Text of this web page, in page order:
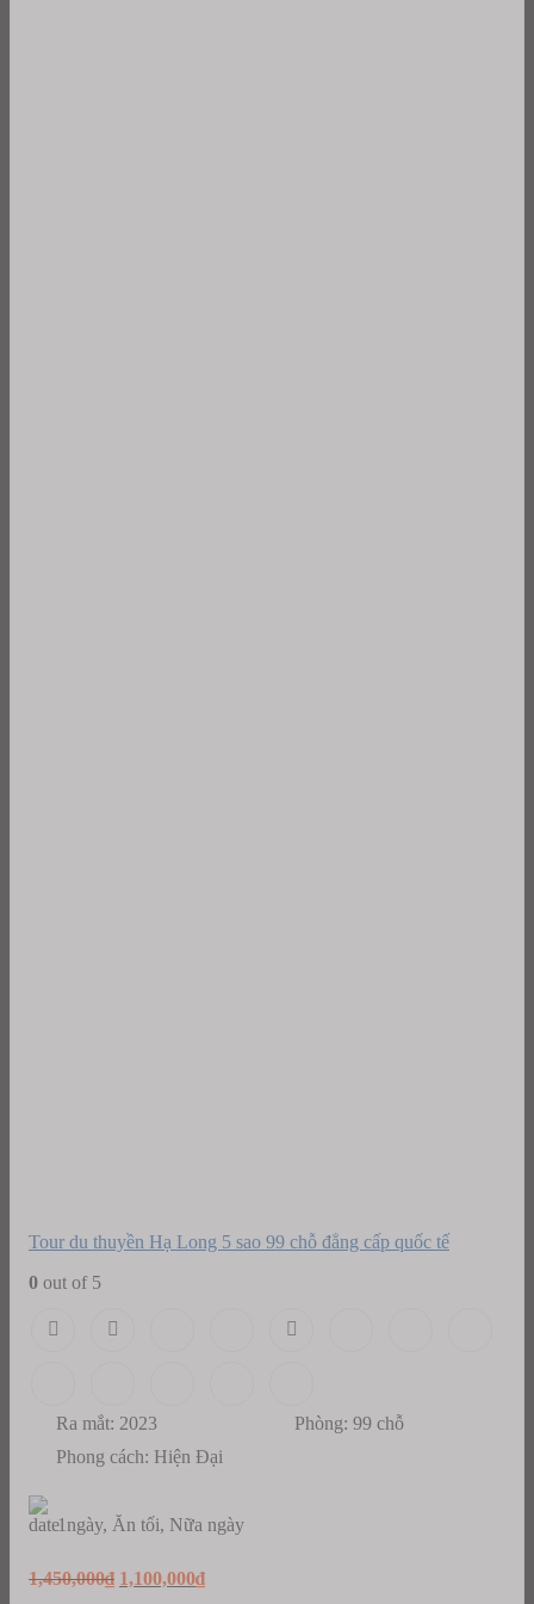
Tour du thuyền Hạ Long 5 sao 99 chỗ đẳng cấp quốc tế
0 out of 5
Ra mắt: 2023
Phòng: 99 chỗ
Phong cách: Hiện Đại
1ngày, Ăn tối, Nữa ngày
1,450,000₫ Original
1,100,000₫Current